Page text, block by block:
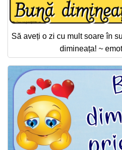
Să aveți o zi cu mult soare în
dimineața! ~